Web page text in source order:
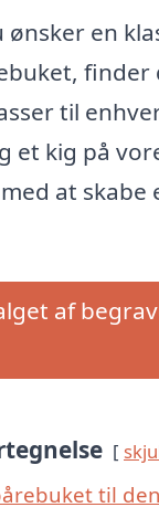
ønsker en
finder
til
et kig på
at
af
til